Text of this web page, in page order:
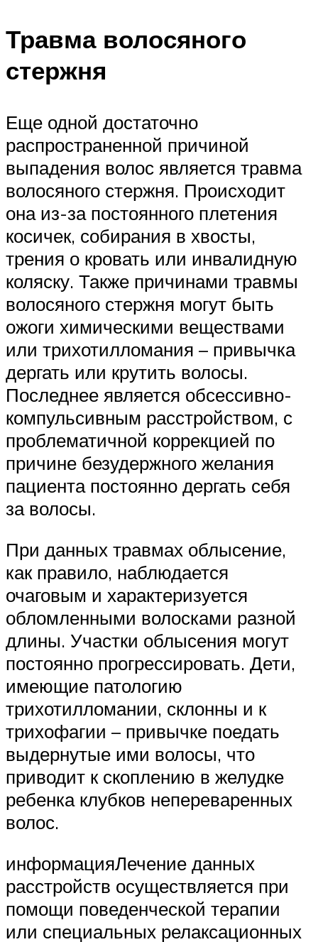
Травма волосяного
стержня
Еще одной достаточно
распространенной причиной
выпадения волос является травма
волосяного стержня. Происходит
она из-за постоянного плетения
косичек, собирания в хвосты,
трения о кровать или инвалидную
коляску. Также причинами травмы
волосяного стержня могут быть
ожоги химическими веществами
или трихотилломания – привычка
дергать или крутить волосы.
Последнее является обсессивно-
компульсивным расстройством, с
проблематичной коррекцией по
причине безудержного желания
пациента постоянно дергать себя
за волосы.
При данных травмах облысение,
как правило, наблюдается
очаговым и характеризуется
обломленными волосками разной
длины. Участки облысения могут
постоянно прогрессировать. Дети,
имеющие патологию
трихотилломании, склонны и к
трихофагии – привычке поедать
выдернутые ими волосы, что
приводит к скоплению в желудке
ребенка клубков непереваренных
волос.
информацияЛечение данных
расстройств осуществляется при
помощи поведенческой терапии
или специальных релаксационных